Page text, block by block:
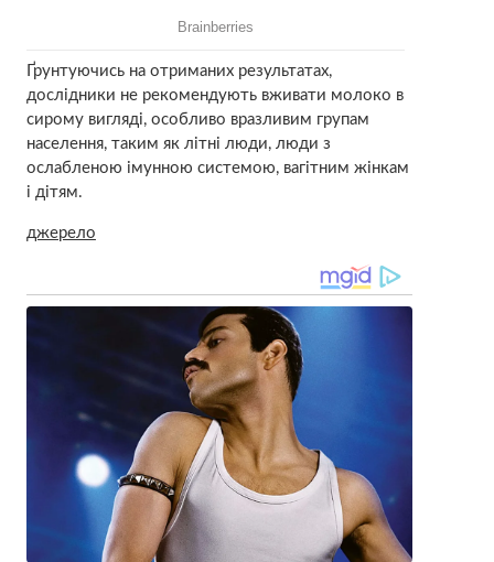
Ґрунтуючись на отриманих результатах,
дослідники не рекомендують вживати молоко в
сирому вигляді, особливо вразливим групам
населення, таким як літні люди, люди з
ослабленою імунною системою, вагітним жінкам
і дітям.
джерело